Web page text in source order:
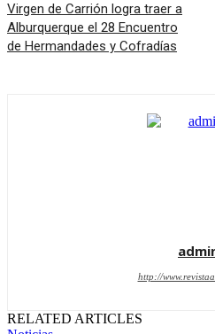
Virgen de Carrión logra traer a
Alburquerque el 28 Encuentro
de Hermandades y Cofradías
http://
RELATED ARTICLES